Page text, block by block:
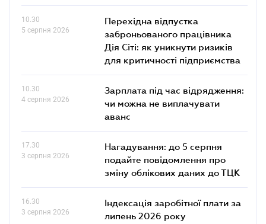
10.30
5 серпня 2026
Перехідна відпустка
заброньованого працівника
Дія Сіті: як уникнути ризиків
для критичності підприємства
10.30
4 серпня 2026
Зарплата під час відрядження:
чи можна не виплачувати
аванс
17.30
3 серпня 2026
Нагадування: до 5 серпня
подайте повідомлення про
зміну облікових даних до ТЦК
16.30
3 серпня 2026
Індексація заробітної плати за
липень 2026 року